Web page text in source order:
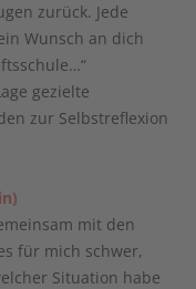
zurück. Jede
Wunsch an dich
gezielte
zur Selbstreflexion
mit den
für mich schwer,
Situation habe